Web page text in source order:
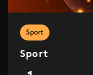
Sport
Sport